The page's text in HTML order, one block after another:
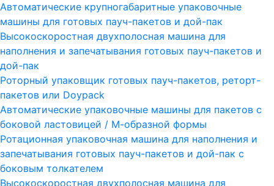
Автоматические крупногабаритные упаковочные
машины для готовых пауч-пакетов и дой-пак
Высокоскоростная двухполосная машина для
наполнения и запечатывания готовых пауч-пакетов и
дой-пак
Роторный упаковщик готовых пауч-пакетов, реторт-
пакетов или Doypack
Автоматические упаковочные машины для пакетов с
боковой ластовицей / М-образной формы
Ротационная упаковочная машина для наполнения и
запечатывания готовых пауч-пакетов и дой-пак с
боковым толкателем
Высокоскоростная двухполосная машина для